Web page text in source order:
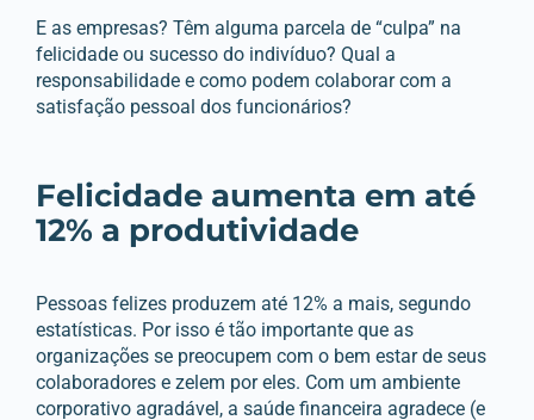
E as empresas? Têm alguma parcela de “culpa” na
felicidade ou sucesso do indivíduo? Qual a
responsabilidade e como podem colaborar com a
satisfação pessoal dos funcionários?
Felicidade aumenta em até
12% a produtividade
Pessoas felizes produzem até 12% a mais, segundo
estatísticas. Por isso é tão importante que as
organizações se preocupem com o bem estar de seus
colaboradores e zelem por eles. Com um ambiente
corporativo agradável, a saúde financeira agradece (e